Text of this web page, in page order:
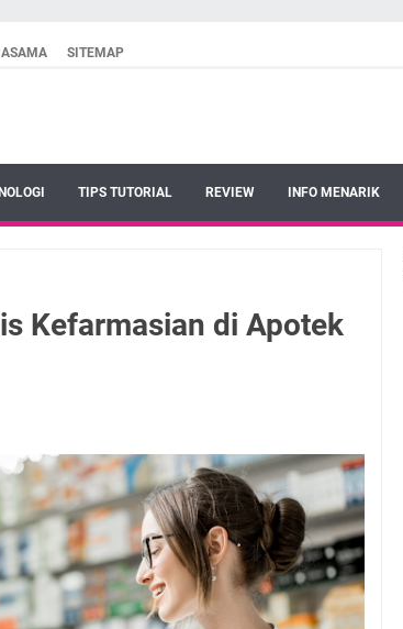
SITEMAP
TIPS TUTORIAL REVIEW INFO MENARIK
Kefarmasian di Apotek